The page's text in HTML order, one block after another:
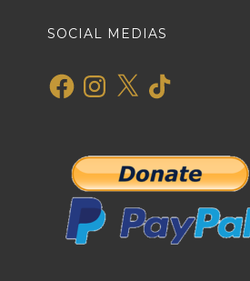
SOCIAL MEDIAS
FacebookInstagram
X TikTok